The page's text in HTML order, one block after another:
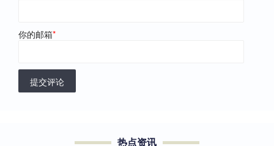
你的邮箱*
提交评论
热点资讯